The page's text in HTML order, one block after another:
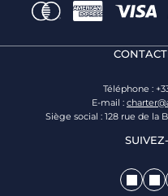
Téléphone :
E-mail :
Siège social : 128 rue de la